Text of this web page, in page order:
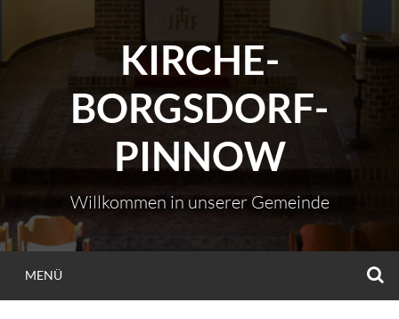
Inhalt
springen
KIRCHE-
BORGSDORF-
PINNOW
Willkommen in unserer Gemeinde
MENÜ